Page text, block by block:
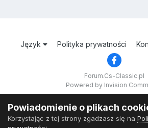
Język Polityka prywatności
Forum.Cs-Classic.pl
Powered by Invision
Powiadomienie o plikach
Korzystając z tej strony zgadzasz się na